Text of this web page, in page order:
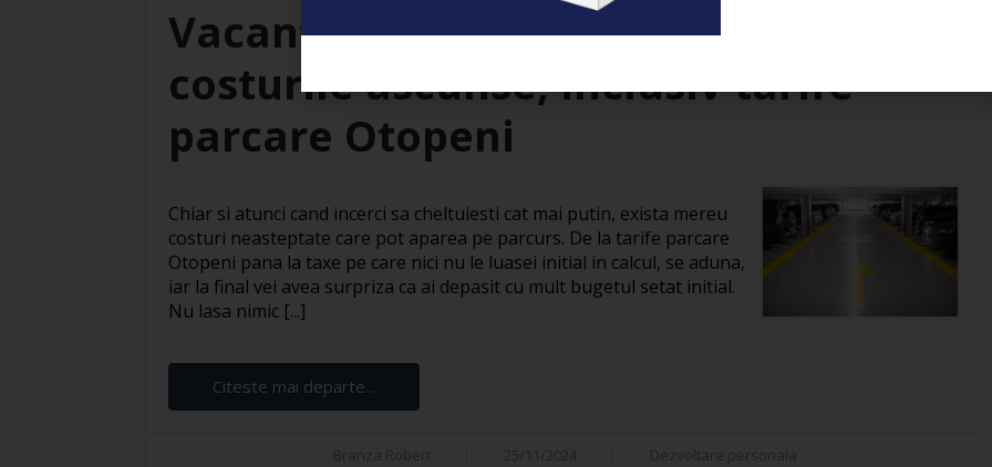
Vacante ieftine: cum gasesti
costurile ascunse, inclusiv tarife
parcare Otopeni
Chiar si atunci cand incerci sa cheltuiesti cat mai putin, exista mereu
costuri neasteptate care pot aparea pe parcurs. De la tarife parcare
Otopeni pana la taxe pe care nici nu le luasei initial in calcul, se aduna,
iar la final vei avea surpriza ca ai depasit cu mult bugetul setat initial.
Nu lasa nimic [...]
Citeste mai departe...